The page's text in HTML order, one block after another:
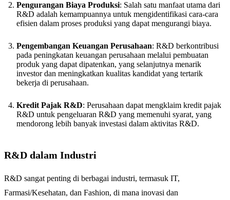
Pengurangan Biaya Produksi: Salah satu manfaat utama dari
R&D adalah kemampuannya untuk mengidentifikasi cara-cara
efisien dalam proses produksi yang dapat mengurangi biaya.
Pengembangan Keuangan Perusahaan: R&D berkontribusi
pada peningkatan keuangan perusahaan melalui pembuatan
produk yang dapat dipatenkan, yang selanjutnya menarik
investor dan meningkatkan kualitas kandidat yang tertarik
bekerja di perusahaan.
Kredit Pajak R&D: Perusahaan dapat mengklaim kredit pajak
R&D untuk pengeluaran R&D yang memenuhi syarat, yang
mendorong lebih banyak investasi dalam aktivitas R&D.
R&D dalam Industri
R&D sangat penting di berbagai industri, termasuk IT,
Farmasi/Kesehatan, dan Fashion, di mana inovasi dan